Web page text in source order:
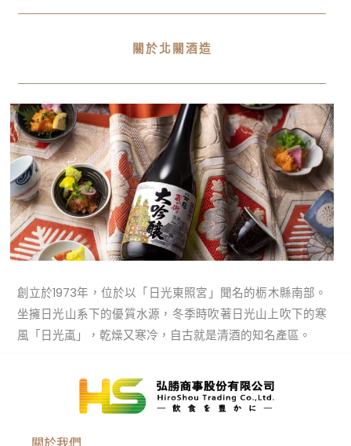
關於北關酒造
創立於1973年，位於以「日光東照宮」聞名的栃木縣南部。
坐擁日光山系下的優質水源，冬季時吹著日光山上吹下的寒
風「日光颪」，乾燥又寒冷，自古就是清酒的知名產區。
關於我們